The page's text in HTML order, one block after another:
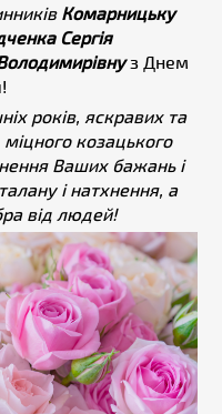
Комарницьку
Сергія
з Днем
років, яскравих та
козацького
Ваших бажань і
і натхнення, а
від людей!